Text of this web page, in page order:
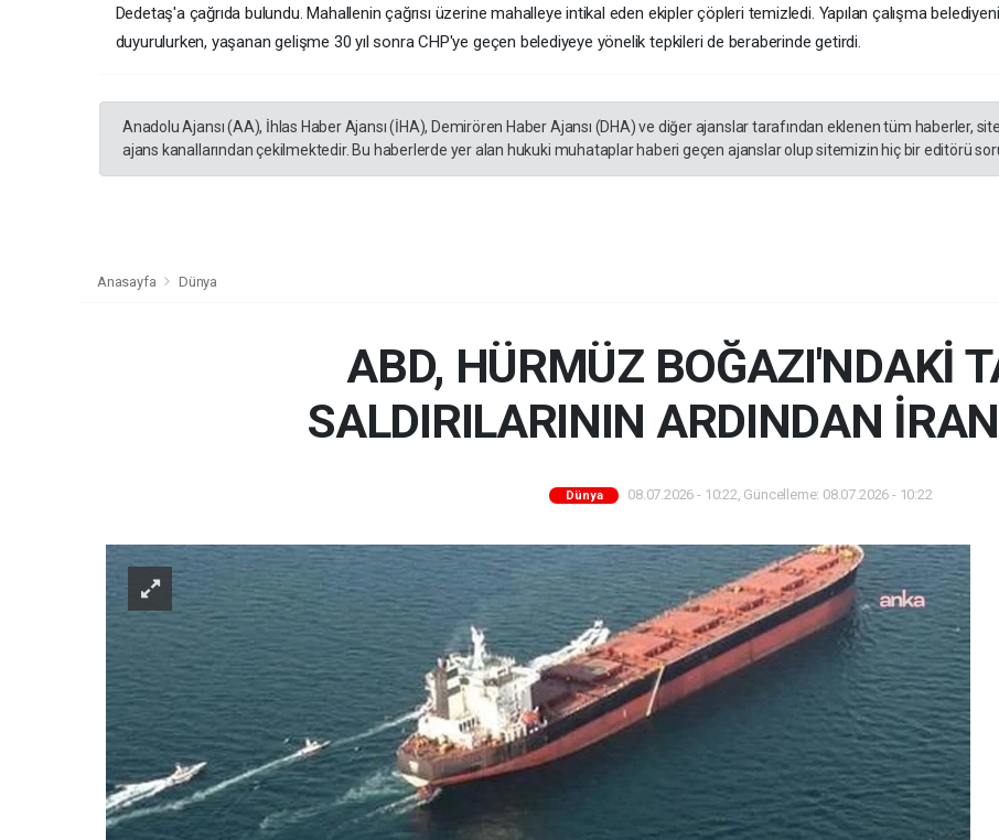
Dedetaş'a çağrıda bulundu. Mahallenin çağrısı üzerine mahalleye intikal eden ekipler çöpleri temizledi. Yapılan çalışma
duyurulurken, yaşanan gelişme 30 yıl sonra CHP'ye geçen belediyeye yönelik tepkileri de beraberinde getirdi.
Anadolu Ajansı (AA), İhlas Haber Ajansı (İHA), Demirören Haber Ajansı (DHA) ve diğer ajanslar tarafından eklenen tüm haberler,
ajans kanallarından çekilmektedir. Bu haberlerde yer alan hukuki muhataplar haberi geçen ajanslar olup sitemizin hiç bir editörü
Anasayfa Dünya
ABD, HÜRMÜZ BOĞAZI'NDAKİ
SALDIRILARININ ARDINDAN
Dünya 08.07.2026 - 10:22, Güncelleme: 08.07.2026 - 10:22